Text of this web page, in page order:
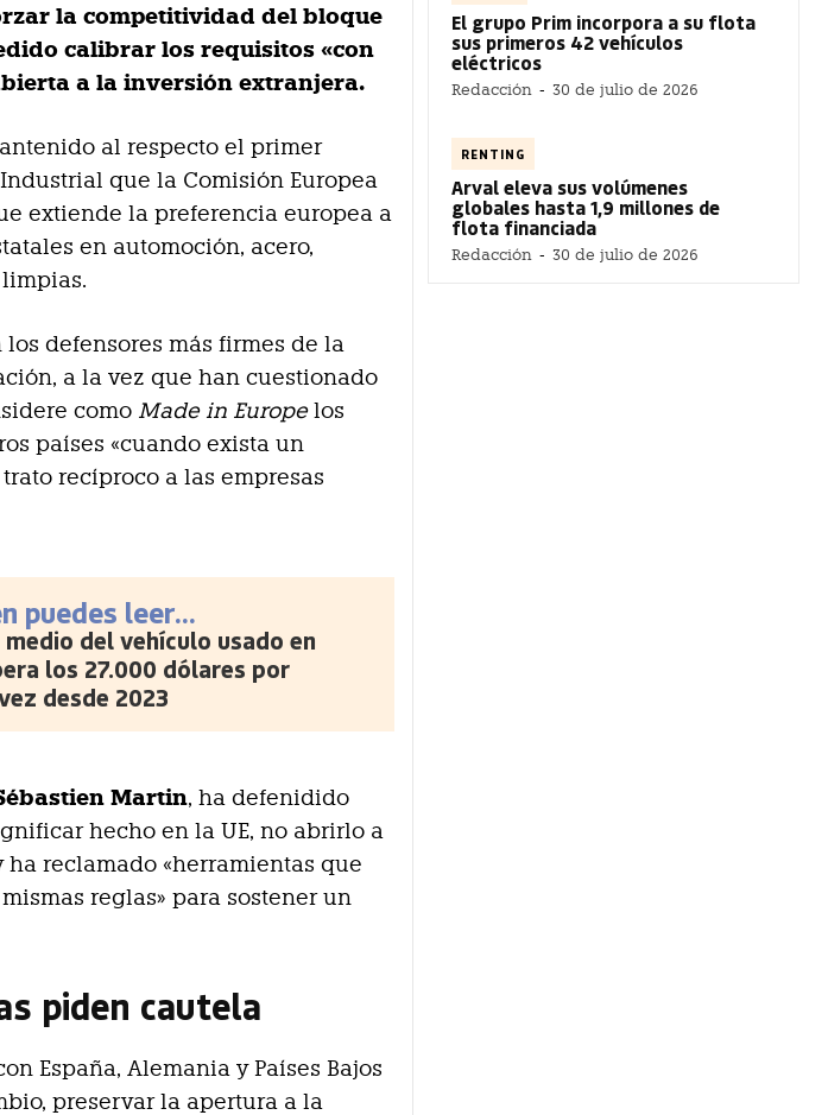
la competitividad del bloque
calibrar los requisitos «con
a la inversión extranjera.
al respecto el primer
que la Comisión Europea
extiende la preferencia europea a
en automoción, acero,
defensores más firmes de la
a la vez que han cuestionado
como Made in Europelos
países «cuando exista un
recíproco a las empresas
puedes leer...
medio del vehículo usado en
los 27.000 dólares por
desde 2023
Martin, ha defenidido
hecho en la UE, no abrirlo a
reclamado «herramientas que
reglas» para sostener un
piden cautela
España, Alemania y Países Bajos
preservar la apertura a la
El grupo Prim incorpora a su flota
sus primeros 42 vehículos
eléctricos
Redacción - 30 de julio de 2026
RENTING
Arval eleva sus volúmenes
globales hasta 1,9 millones de
flota financiada
Redacción - 30 de julio de 2026